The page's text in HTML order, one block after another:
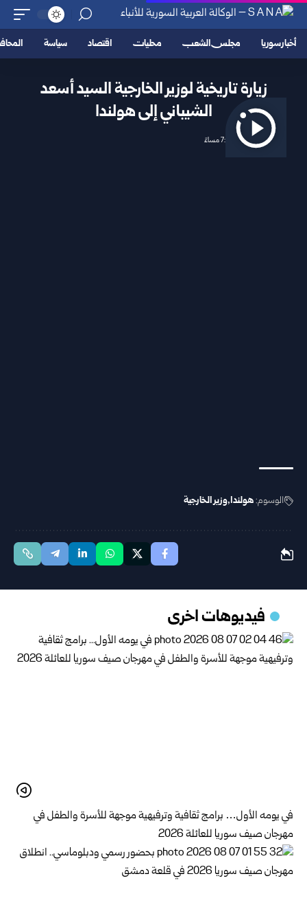
أخبار سوريا مجلس الشعب محليات اقتصاد سياسة
زيارة تاريخية لوزير الخارجية السيد أسعد
الشيباني إلى هولندا
2025/03/06 7:08 مساءً
الوسوم:هولندا وزير الخارجية
فيديوهات اخرى
في يومه الأول… برامج ثقافية وترفيهية موجهة للأسرة والطفل في
مهرجان صيف سوريا للعائلة 2026